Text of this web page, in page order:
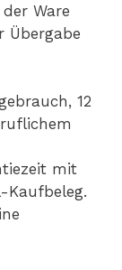
Ware
Übergabe
12
mit